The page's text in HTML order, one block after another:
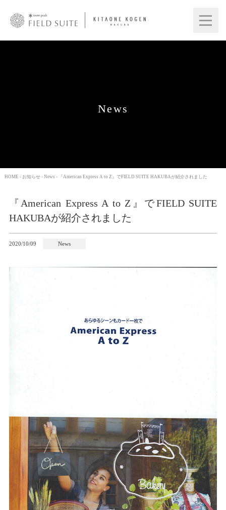
News
HOME - お知らせ- News - 『American Express A to Z』でFIELD SUITE HAKUBAが紹介されました
『American Express A to Z』でFIELD SUITE
HAKUBAが紹介されました
2020/10/09 News